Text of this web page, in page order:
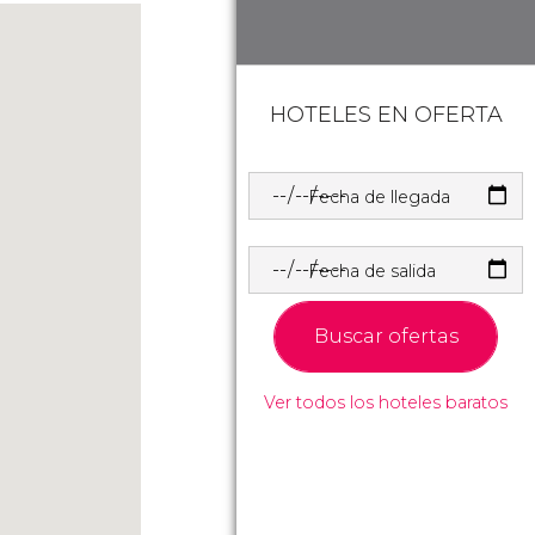
HOTELES EN OFERTA
Fecha de llegada
Fecha de salida
Buscar ofertas
Ver todos los hoteles baratos